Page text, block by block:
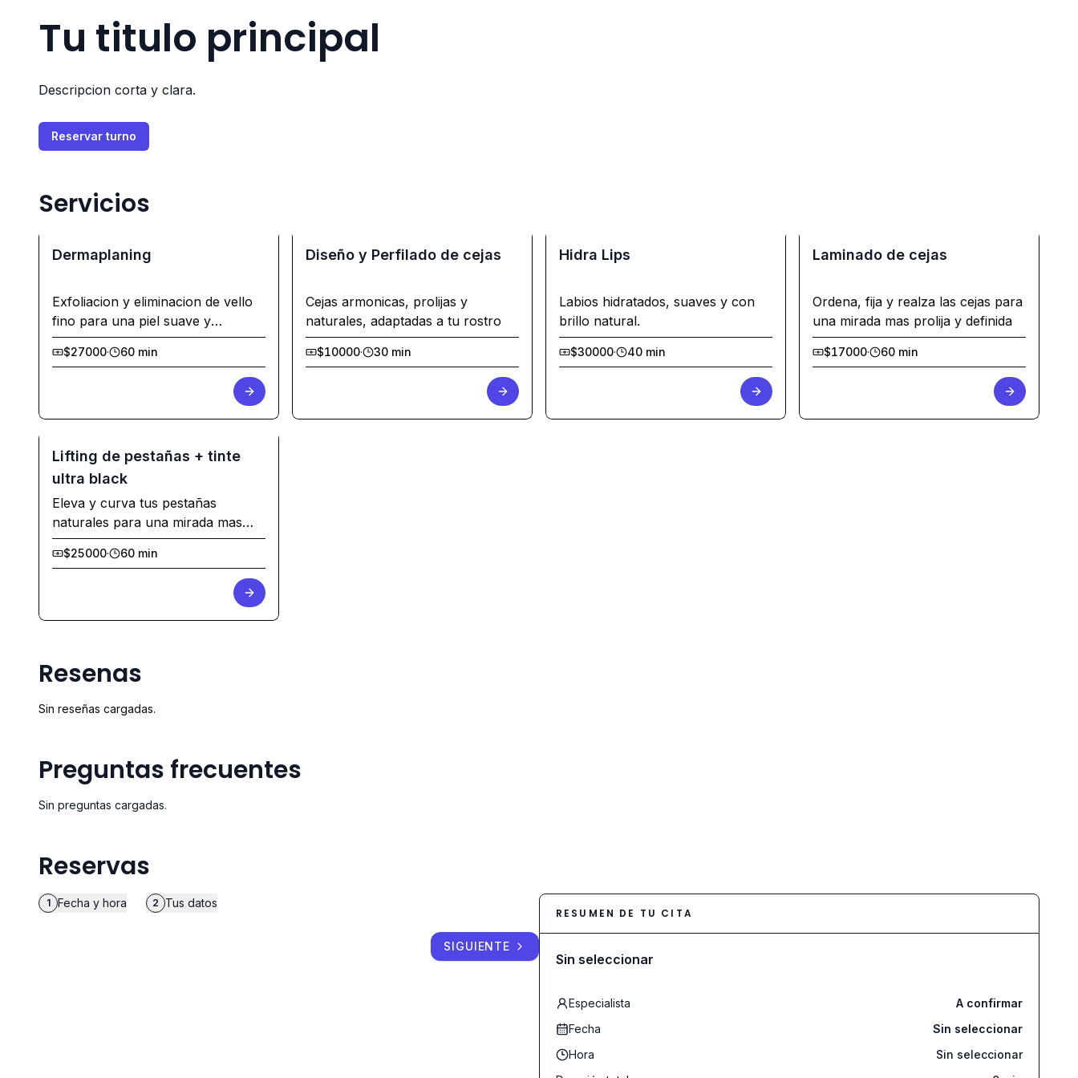
Tu titulo principal
Descripcion corta y clara.
Reservar turno
Servicios
Dermaplaning
Exfoliacion y eliminacion de vello
fino para una piel suave y
luminosa. Resultados visibles al
instante
$27000· 60 min
Diseño y Perfilado de cejas
Cejas armonicas, prolijas y
naturales, adaptadas a tu rostro
$10000· 30 min
Hidra Lips
Labios hidratados, suaves y con
brillo natural.
$30000· 40 min
Laminado de cejas
Ordena, fija y realza las cejas para
una mirada mas prolija y definida
$17000· 60 min
Lifting de pestañas + tinte
ultra black
Eleva y curva tus pestañas
naturales para una mirada mas
abierta y expresiva
$25000· 60 min
Resenas
Sin reseñas cargadas.
Preguntas frecuentes
Sin preguntas cargadas.
Reservas
1 Fecha y hora 2 Tus datos
SIGUIENTE
RESUMEN DE TU CITA
Sin seleccionar
Especialista
A confirmar
Fecha
Sin seleccionar
Hora
Sin seleccionar